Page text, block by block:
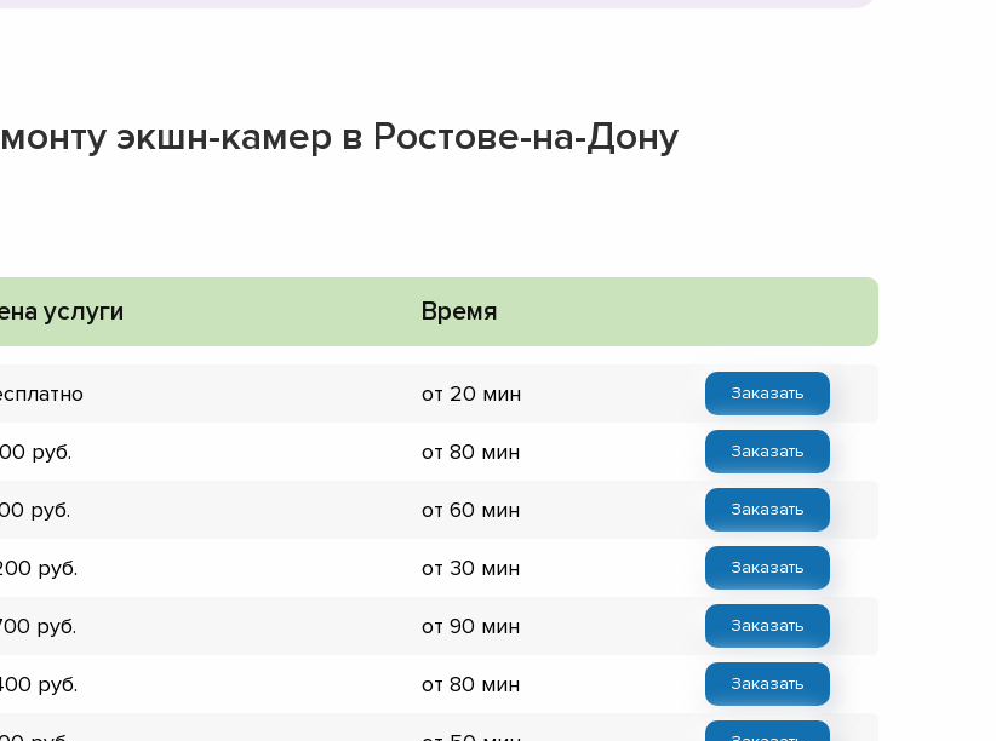
экшн-камер в Ростове-на-Дону
услуги Время
от 20 мин Заказать
от 80 мин Заказать
от 60 мин Заказать
от 30 мин Заказать
от 90 мин Заказать
от 80 мин Заказать